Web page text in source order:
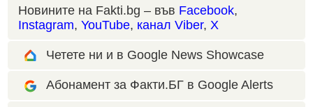
Новините на Fakti.bg – във Facebook,
Instagram, YouTube, канал Viber, X
Четете ни и в Google News Showcase
Абонамент за Факти.БГ в Google Alerts